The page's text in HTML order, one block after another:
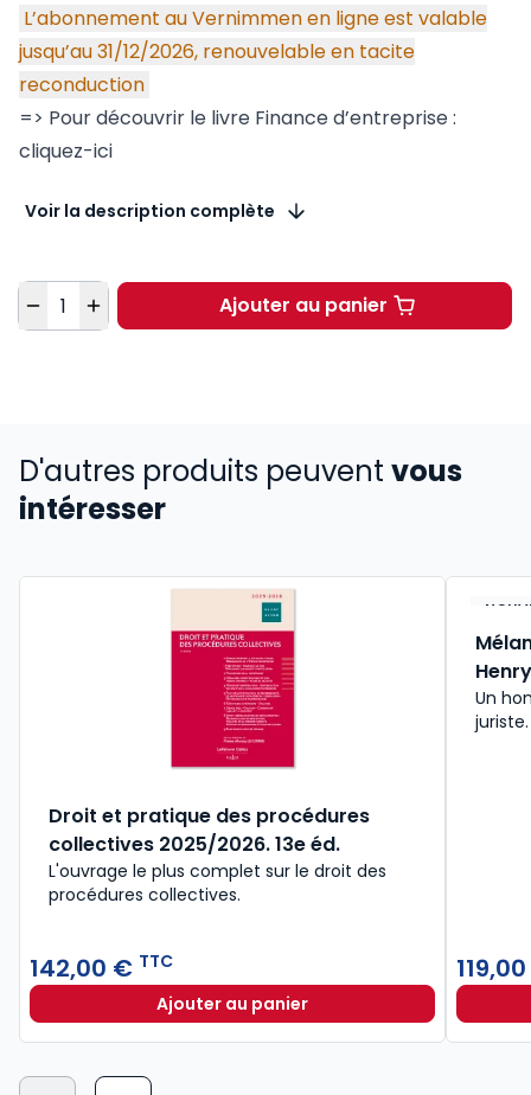
L’abonnement au Vernimmen en ligne est valable
jusqu’au 31/12/2026, renouvelable en tacite
reconduction
=> Pour découvrir le livre Finance d’entreprise :
cliquez-ici
Voir la description complète
Quantité Ajouter au panierVernimmen en ligne
D'autres produits peuvent vous
intéresser
Droit et pratique des procédures
collectives 2025/2026. 13e éd.
L'ouvrage le plus complet sur le droit des
procédures collectives.
142,00 € TTC
Ajouter au panierDroit et pratique des procédures
Henry
Un
juriste.